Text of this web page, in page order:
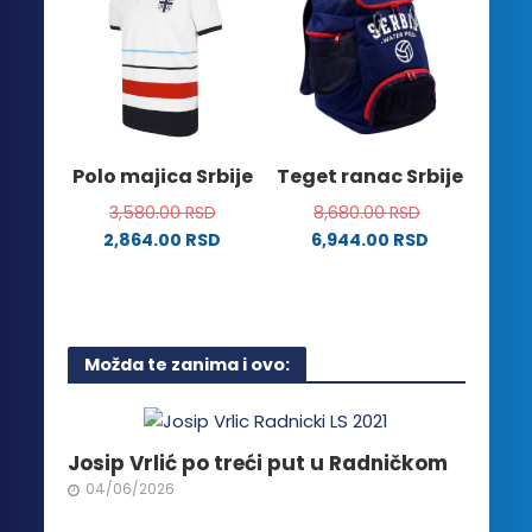
varijanti.
Opcije
mogu
biti
izabrane
stranici
proizvoda.
Opcije
mogu
biti
izabrane
na
proizvoda.
Polo majica Srbije
3,580.00RSD
2,864.00 RSD
više
varijanti.
mogu
biti
izabrane
Teget ranac Srbije
8,680.00RSD
6,944.00 RSD
Možda te zanima i ovo:
Josip Vrlić po treći put u Radničkom
04/06/2026